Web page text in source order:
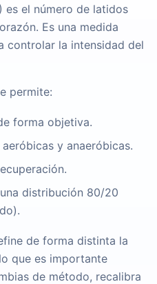
es el número de latidos
Es una medida
controlar la intensidad del
permite:
forma objetiva.
y anaeróbicas.
distribución 80/20
de forma distinta la
que es importante
de método, recalibra